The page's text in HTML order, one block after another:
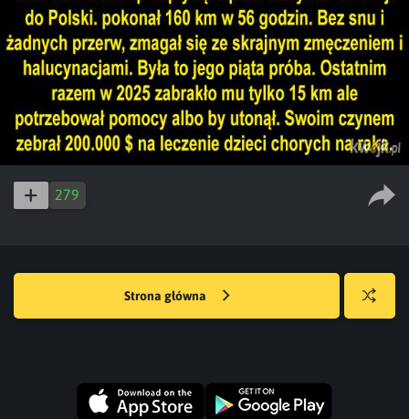
279
Strona główna